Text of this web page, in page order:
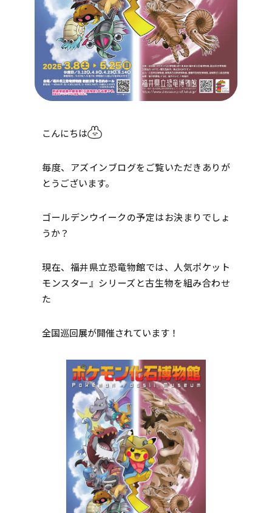
こんにちは
毎度、アズインブログをご覧いただきありが
とうございます。
ゴールデンウイークの予定はお決まりでしょ
うか？
現在、福井県立恐竜物館では、人気ポケット
モンスター』シリーズと古生物を組み合わせ
た
全国巡回展が開催されています！